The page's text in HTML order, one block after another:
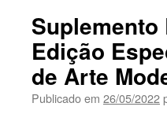
Edição
de Arte
Publicado em 26/05/2022